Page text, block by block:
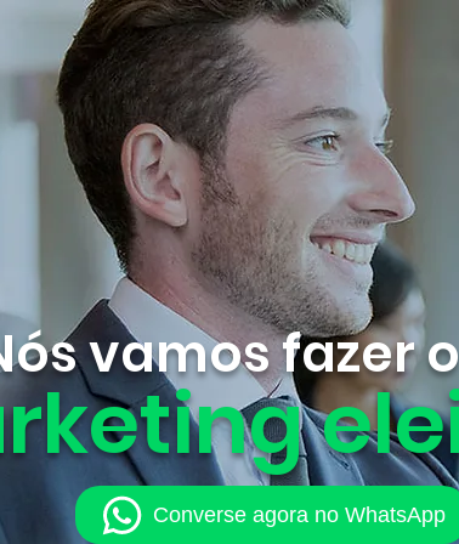
vamos fazer
Converse agora no WhatsApp